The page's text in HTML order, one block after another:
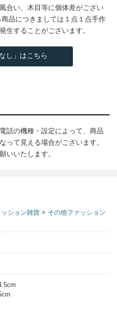
合い、木目等に個体差がござい
品につきましては１点１点手作
生することがございます。
し」はこちら
話の機種・設定によって、商品
って見える場合がございます。
いいたします。
ッション雑貨 > その他ファッション